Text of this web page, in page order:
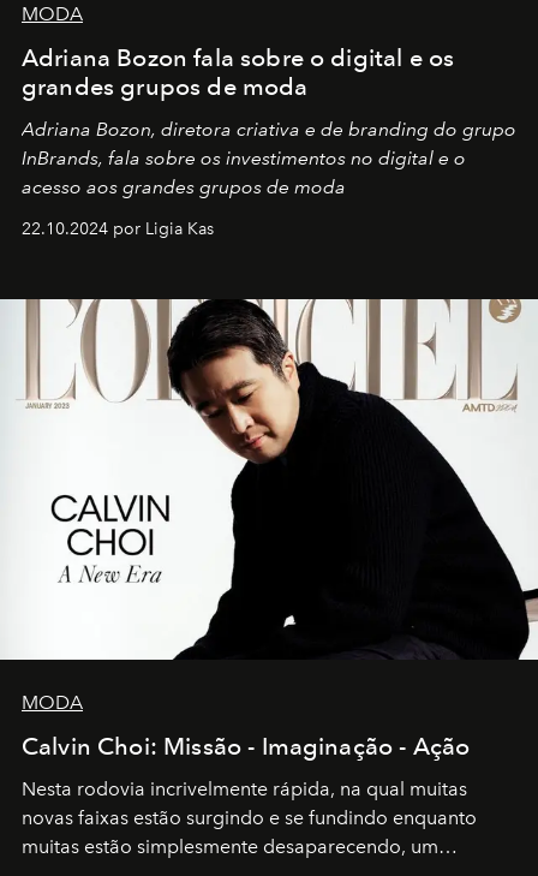
MODA
Adriana Bozon fala sobre o digital e os
grandes grupos de moda
Adriana Bozon, diretora criativa e de branding do grupo
InBrands, fala sobre os investimentos no digital e o
acesso aos grandes grupos de moda
22.10.2024 por Ligia Kas
MODA
Calvin Choi: Missão - Imaginação - Ação
Nesta rodovia incrivelmente rápida, na qual muitas
novas faixas estão surgindo e se fundindo enquanto
muitas estão simplesmente desaparecendo, um